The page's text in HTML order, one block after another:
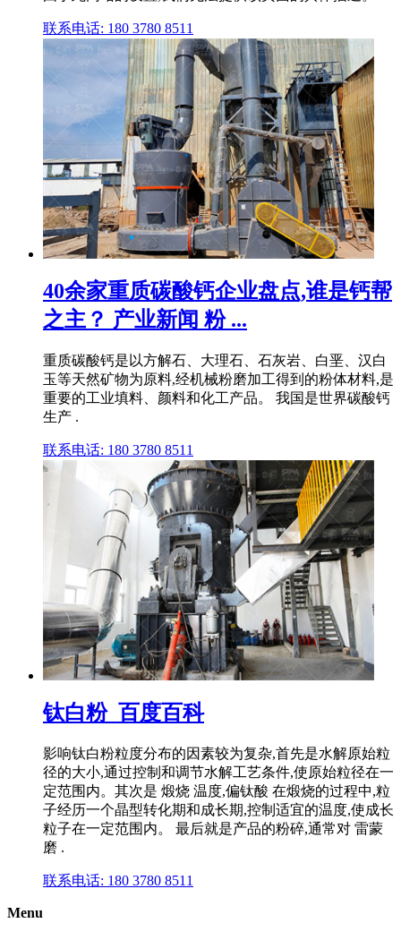
联系电话: 180 3780 8511
40余家重质碳酸钙企业盘点,谁是钙帮
之主？ 产业新闻 粉 ...
重质碳酸钙是以方解石、大理石、石灰岩、白垩、汉白
玉等天然矿物为原料,经机械粉磨加工得到的粉体材料,是
重要的工业填料、颜料和化工产品。 我国是世界碳酸钙
生产 .
联系电话: 180 3780 8511
钛白粉_百度百科
影响钛白粉粒度分布的因素较为复杂,首先是水解原始粒
径的大小,通过控制和调节水解工艺条件,使原始粒径在一
定范围内。其次是 煅烧 温度,偏钛酸 在煅烧的过程中,粒
子经历一个晶型转化期和成长期,控制适宜的温度,使成长
粒子在一定范围内。 最后就是产品的粉碎,通常对 雷蒙
磨 .
联系电话: 180 3780 8511
Menu